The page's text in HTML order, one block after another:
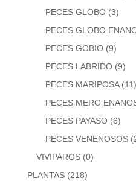
PECES GLOBO (3)
PECES GLOBO
PECES GOBIO (9)
PECES LABRIDO (9)
PECES MARIPOSA (11)
PECES MERO
PECES PAYASO (6)
PECES VENENOSOS
VIVIPAROS (0)
PLANTAS (218)